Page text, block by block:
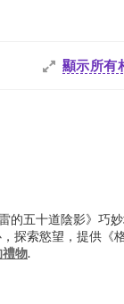
顯示所有
的五十道陰影》
探索慾望，提供《
物.